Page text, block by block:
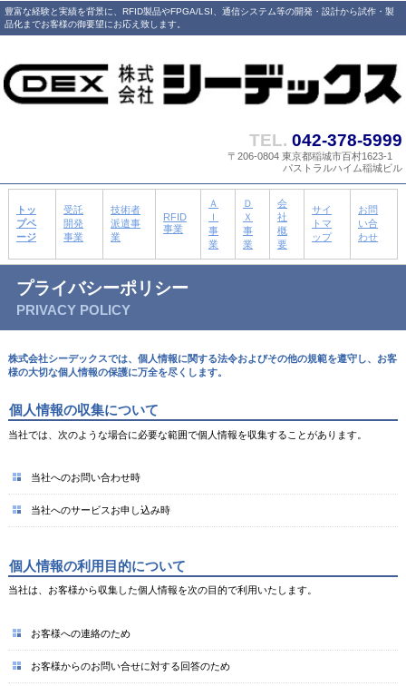
豊富な経験と実績を背景に、RFID製品やFPGA/LSI、通信システム等の開発・設計から試作・製
品化までお客様の御要望にお応え致します。
TEL. 042-378-5999
〒206-0804 東京都稲城市百村1623-1
パストラルハイム稲城ビル
トッ
プペ
ージ
受託
開発
事業
技術者
派遣事
業
RFID
事業
Ａ
Ｉ
事
業
Ｄ
Ｘ
事
業
会
社
概
要
サイ
トマ
ップ
お問
い合
わせ
プライバシーポリシー
PRIVACY POLICY
株式会社シーデックスでは、個人情報に関する法令およびその他の規範を遵守し、お客
様の大切な個人情報の保護に万全を尽くします。
個人情報の収集について
当社では、次のような場合に必要な範囲で個人情報を収集することがあります。
当社へのお問い合わせ時
当社へのサービスお申し込み時
個人情報の利用目的について
当社は、お客様から収集した個人情報を次の目的で利用いたします。
お客様への連絡のため
お客様からのお問い合せに対する回答のため